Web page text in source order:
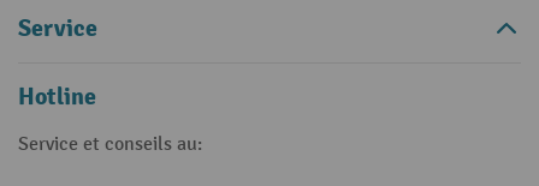
Service
Hotline
Service et conseils au: